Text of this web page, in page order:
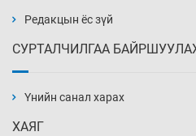
Өчигдөр 14 цаг
нэмэгджээ
Редакцын ёс зүй
СУРТАЛЧИЛГАА
Үнийн санал харах
ХАЯГ